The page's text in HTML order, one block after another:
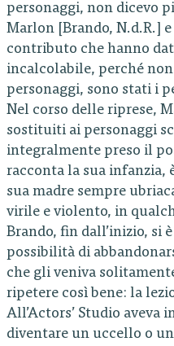
personaggi, non dicevo
Marlon [Brando, N.d.R.]
contributo che hanno
incalcolabile, perché
personaggi, sono stati i
Nel corso delle riprese,
sostituiti ai personaggi
integralmente preso il
racconta la sua infanzia,
sua madre sempre
virile e violento, in
Brando, fin dall’inizio, si
possibilità di
che gli veniva
ripetere così bene: la
All’Actors’ Studio aveva
diventare un uccello o